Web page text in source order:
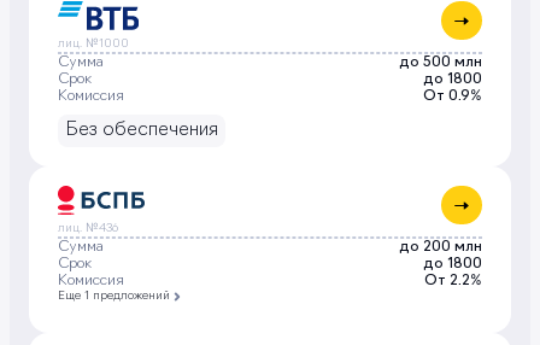
лиц. №1000
Сумма
до 500 млн
Срок
до 1800
Комиссия
От 0.9%
Без обеспечения
лиц. №436
Сумма
до 200 млн
Срок
до 1800
Комиссия
От 2.2%
Еще 1 предложений